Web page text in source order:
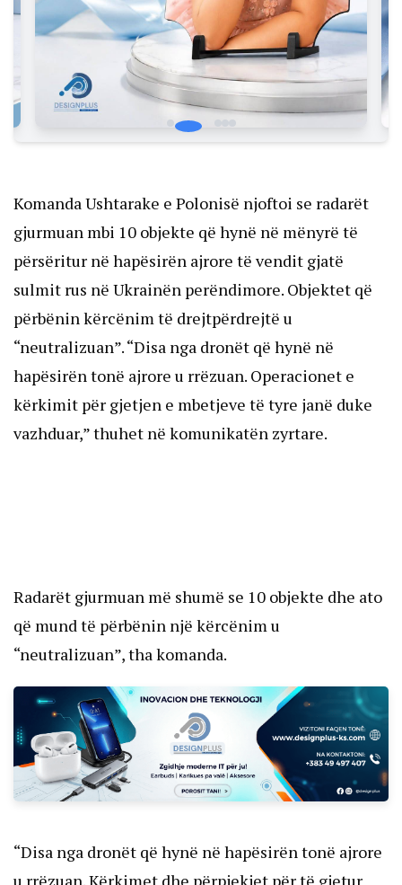
Komanda Ushtarake e Polonisë njoftoi se radarët
gjurmuan mbi 10 objekte që hynë në mënyrë të
përsëritur në hapësirën ajrore të vendit gjatë
sulmit rus në Ukrainën perëndimore. Objektet që
përbënin kërcënim të drejtpërdrejtë u
“neutralizuan”. “Disa nga dronët që hynë në
hapësirën tonë ajrore u rrëzuan. Operacionet e
kërkimit për gjetjen e mbetjeve të tyre janë duke
vazhduar,” thuhet në komunikatën zyrtare.
Radarët gjurmuan më shumë se 10 objekte dhe ato
që mund të përbënin një kërcënim u
“neutralizuan”, tha komanda.
“Disa nga dronët që hynë në hapësirën tonë ajrore
u rrëzuan. Kërkimet dhe përpjekjet për të gjetur